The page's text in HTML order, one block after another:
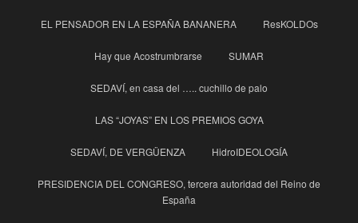
EL PENSADOR EN LA ESPAÑA BANANERA ResKOLDOs
Hay que Acostrumbrarse SUMAR
SEDAVÍ, en casa del ….. cuchillo de palo
LAS “JOYAS” EN LOS PREMIOS GOYA
SEDAVÍ, DE VERGÜENZA HidroIDEOLOGÍA
PRESIDENCIA DEL CONGRESO, tercera autoridad del Reino de
España